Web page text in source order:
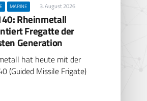
MARINE 3. August 2026
Rheinmetall
Fregatte der
Generation
hat heute mit der
(Guided Missile Frigate)